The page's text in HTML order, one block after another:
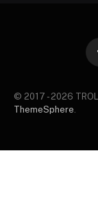
© 2017 - 2026
ThemeSphere